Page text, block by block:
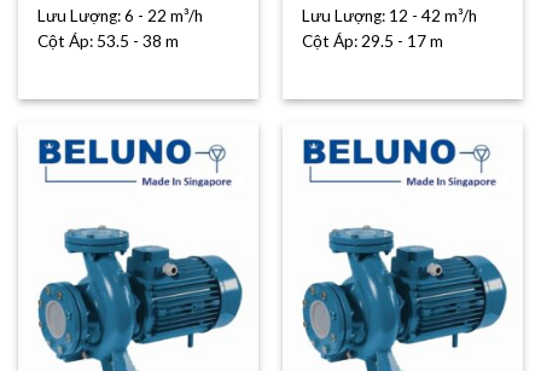
Lưu Lượng:6 - 22 m³/h
Cột Áp: 53.5 - 38 m
Lưu Lượng: 12 - 42 m³/h
Cột Áp: 29.5 - 17 m